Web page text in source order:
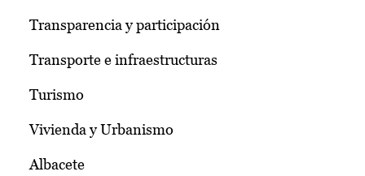
Transparencia y participación
Transporte e infraestructuras
Turismo
Vivienda y Urbanismo
Albacete